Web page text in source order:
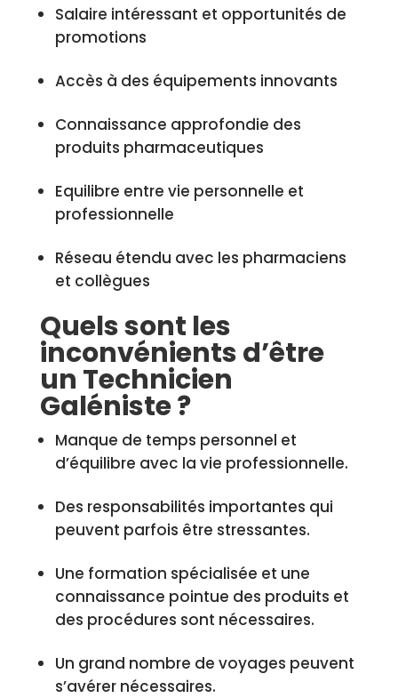
Salaire intéressant et opportunités de
promotions
Accès à des équipements innovants
Connaissance approfondie des
produits pharmaceutiques
Equilibre entre vie personnelle et
professionnelle
Réseau étendu avec les pharmaciens
et collègues
Quels sont les
inconvénients d’être
un Technicien
Galéniste ?
Manque de temps personnel et
d’équilibre avec la vie professionnelle.
Des responsabilités importantes qui
peuvent parfois être stressantes.
Une formation spécialisée et une
connaissance pointue des produits et
des procédures sont nécessaires.
Un grand nombre de voyages peuvent
s’avérer nécessaires.